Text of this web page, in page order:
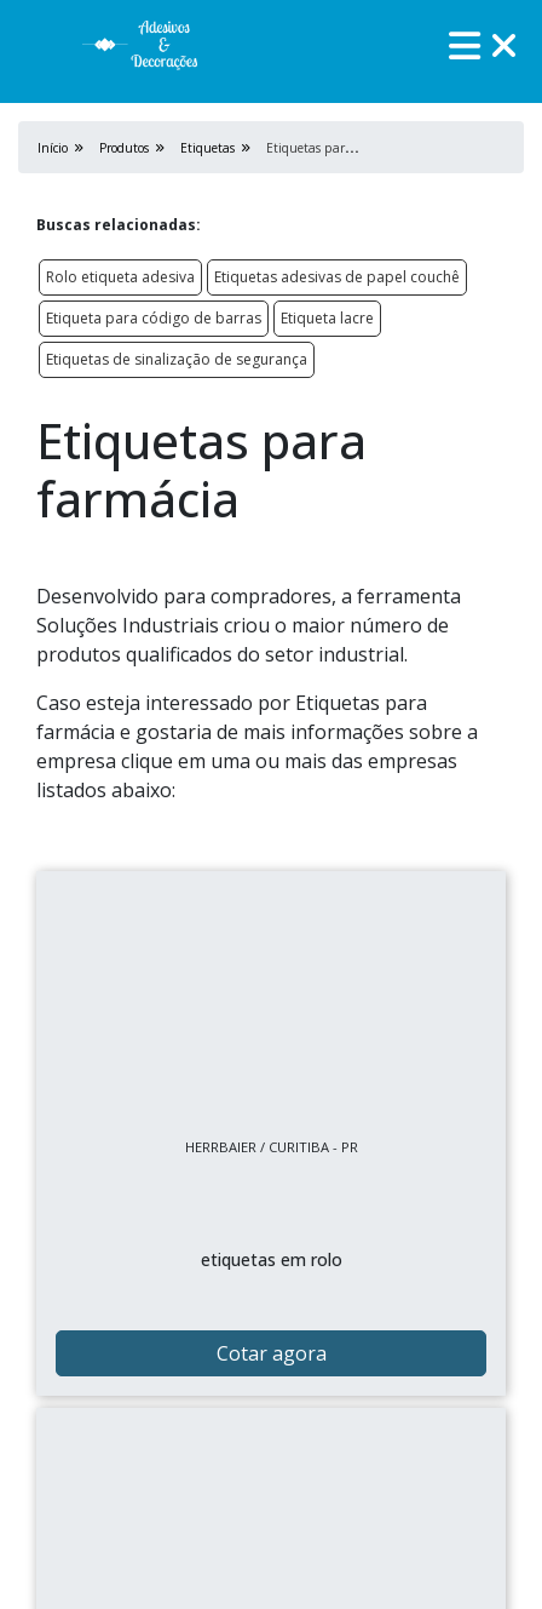
Início Produtos Etiquetas E
tiquetas para farmácia
Buscas relacionadas:
Rolo etiqueta adesiva
Etiquetas adesivas de papel couchê
Etiqueta para código de barras
Etiqueta lacre
Etiquetas de sinalização de segurança
Etiquetas para
farmácia
Desenvolvido para compradores, a ferramenta
Soluções Industriais criou o maior número de
produtos qualificados do setor industrial.
Caso esteja interessado por Etiquetas para
farmácia e gostaria de mais informações sobre a
empresa clique em uma ou mais das empresas
listados abaixo:
HERRBAIER / CURITIBA - PR
etiquetas em rolo
Cotar agora